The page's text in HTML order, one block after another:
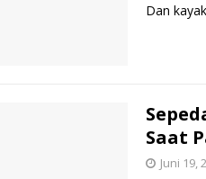
Dan
Saat
Juni 19,